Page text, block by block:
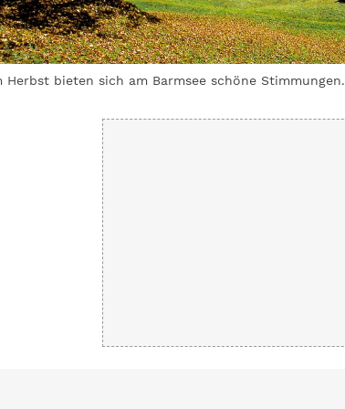
Herbst bieten sich am Barmsee schöne Stimmungen.